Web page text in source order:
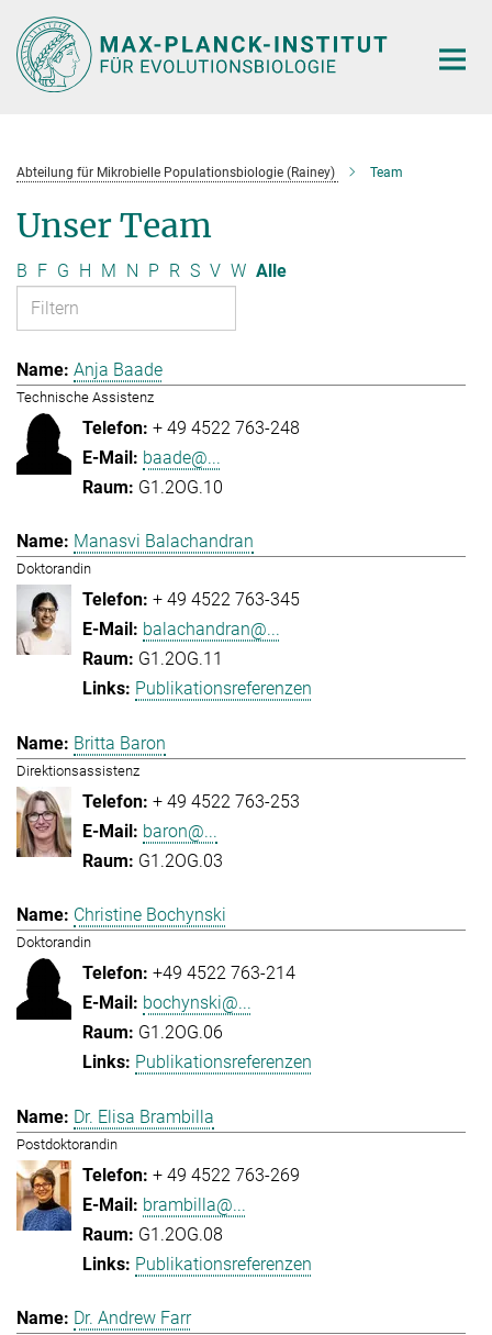
Hauptinhalt
Abteilung für Mikrobielle Populationsbiologie (Rainey) Team
Unser Team
B F G H M N P R S V W Alle
Anja Baade
Technische Assistenz
+ 49 4522 763-248
baade@...
G1.2OG.10
Manasvi Balachandran
Doktorandin
+ 49 4522 763-345
balachandran@...
G1.2OG.11
Publikationsreferenzen
Britta Baron
Direktionsassistenz
+ 49 4522 763-253
baron@...
G1.2OG.03
Christine Bochynski
Doktorandin
+49 4522 763-214
bochynski@...
G1.2OG.06
Publikationsreferenzen
Dr. Elisa Brambilla
Postdoktorandin
+ 49 4522 763-269
brambilla@...
G1.2OG.08
Publikationsreferenzen
Dr. Andrew Farr